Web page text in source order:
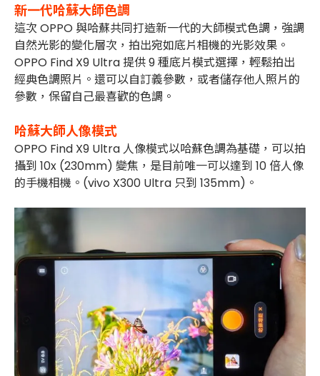
新一代哈蘇大師色調
這次 OPPO 與哈蘇共同打造新一代的大師模式色調，強調
自然光影的變化層次，拍出宛如底片相機的光影效果。
OPPO Find X9 Ultra 提供 9 種底片模式選擇，輕鬆拍出
經典色調照片。還可以自訂義參數，或者儲存他人照片的
參數，保留自己最喜歡的色調。
哈蘇大師人像模式
OPPO Find X9 Ultra 人像模式以哈蘇色調為基礎，可以拍
攝到 10x (230mm) 變焦，是目前唯一可以達到 10 倍人像
的手機相機。(vivo X300 Ultra 只到 135mm)。